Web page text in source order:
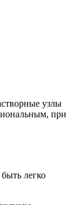
узлы
при
легко